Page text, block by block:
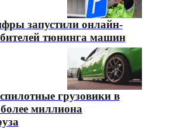
запустили онлайн-
тюнинга машин
грузовики в
миллиона